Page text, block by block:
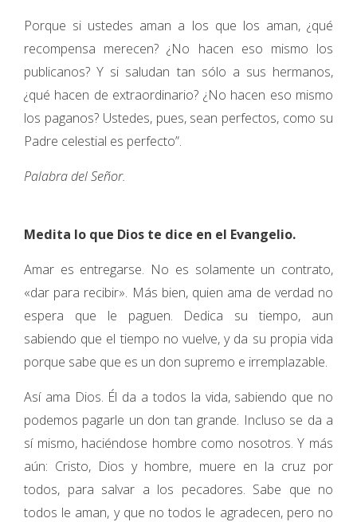
Porque si ustedes aman a los que los aman, ¿qué
recompensa merecen? ¿No hacen eso mismo los
publicanos? Y si saludan tan sólo a sus hermanos,
¿qué hacen de extraordinario? ¿No hacen eso mismo
los paganos? Ustedes, pues, sean perfectos, como su
Padre celestial es perfecto”.
Palabra del Señor.
Medita lo que Dios te dice en el Evangelio.
Amar es entregarse. No es solamente un contrato,
«dar para recibir». Más bien, quien ama de verdad no
espera que le paguen. Dedica su tiempo, aun
sabiendo que el tiempo no vuelve, y da su propia vida
porque sabe que es un don supremo e irremplazable.
Así ama Dios. Él da a todos la vida, sabiendo que no
podemos pagarle un don tan grande. Incluso se da a
sí mismo, haciéndose hombre como nosotros. Y más
aún: Cristo, Dios y hombre, muere en la cruz por
todos, para salvar a los pecadores. Sabe que no
todos le aman, y que no todos le agradecen, pero no